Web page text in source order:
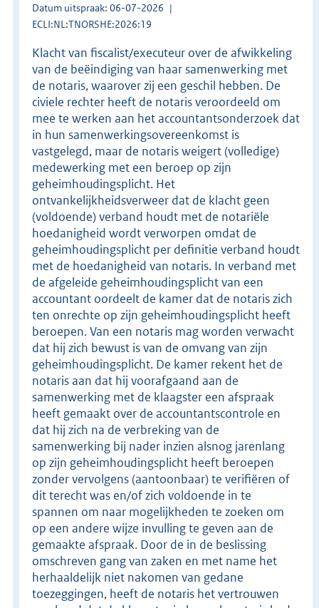
Datum uitspraak: 06-07-2026
ECLI:NL:TNORSHE:2026:19
Klacht van fiscalist/executeur over de afwikkeling
van de beëindiging van haar samenwerking met
de notaris, waarover zij een geschil hebben. De
civiele rechter heeft de notaris veroordeeld om
mee te werken aan het accountantsonderzoek dat
in hun samenwerkingsovereenkomst is
vastgelegd, maar de notaris weigert (volledige)
medewerking met een beroep op zijn
geheimhoudingsplicht. Het
ontvankelijkheidsverweer dat de klacht geen
(voldoende) verband houdt met de notariële
hoedanigheid wordt verworpen omdat de
geheimhoudingsplicht per definitie verband houdt
met de hoedanigheid van notaris. In verband met
de afgeleide geheimhoudingsplicht van een
accountant oordeelt de kamer dat de notaris zich
ten onrechte op zijn geheimhoudingsplicht heeft
beroepen. Van een notaris mag worden verwacht
dat hij zich bewust is van de omvang van zijn
geheimhoudingsplicht. De kamer rekent het de
notaris aan dat hij voorafgaand aan de
samenwerking met de klaagster een afspraak
heeft gemaakt over de accountantscontrole en
dat hij zich na de verbreking van de
samenwerking bij nader inzien alsnog jarenlang
op zijn geheimhoudingsplicht heeft beroepen
zonder vervolgens (aantoonbaar) te verifiëren of
dit terecht was en/of zich voldoende in te
spannen om naar mogelijkheden te zoeken om
op een andere wijze invulling te geven aan de
gemaakte afspraak. Door de in de beslissing
omschreven gang van zaken en met name het
herhaaldelijk niet nakomen van gedane
toezeggingen, heeft de notaris het vertrouwen